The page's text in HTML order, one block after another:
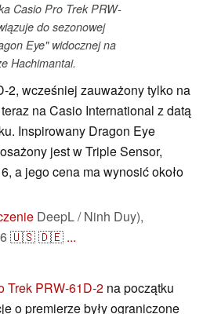
Casio Pro Trek PRW-
do sezonowej
Eye" widocznej na
Hachimantai.
2, wcześniej zauważony tylko na
na Casio International z datą
Inspirowany Dragon Eye
jest w Triple Sensor,
a jego cena ma wynosić około
DeepL / Ninh Duy),
🇺🇸🇩🇪 ...
Trek PRW-61D-2 na początku
o premierze były ograniczone